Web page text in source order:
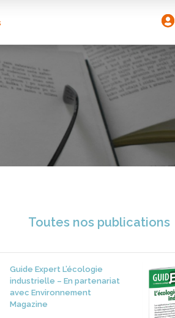

Toutes nos publications
Guide Expert L’écologie
industrielle – En partenariat
avec Environnement
Magazine